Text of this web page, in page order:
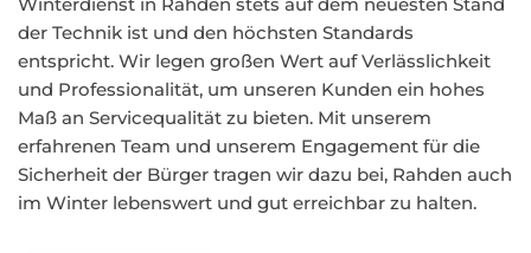
der Technik ist und den höchsten Standards
entspricht. Wir legen großen Wert auf Verlässlichkeit
und Professionalität, um unseren Kunden ein hohes
Maß an Servicequalität zu bieten. Mit unserem
erfahrenen Team und unserem Engagement für die
Sicherheit der Bürger tragen wir dazu bei, Rahden auch
im Winter lebenswert und gut erreichbar zu halten.